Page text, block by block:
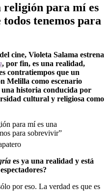
para mí es
tenemos para
cine, Violeta Salama estrena
, por fin, es una realidad,
contratiempos que un
Melilla como escenario
historia conducida por
cultural y religiosa como
es ya una realidad y está
por eso. La verdad es que es